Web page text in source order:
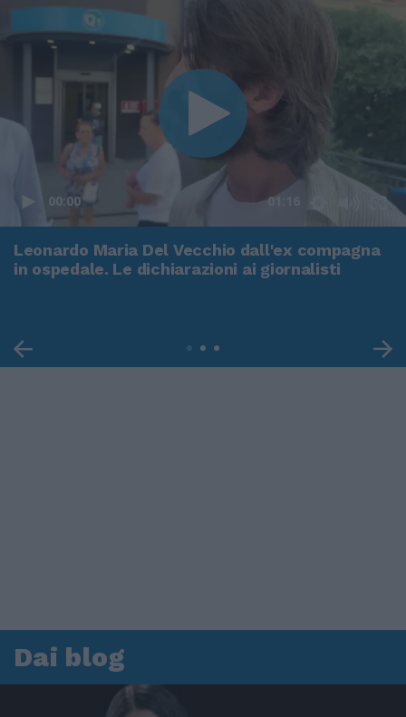
00:00 01:16
Leonardo Maria Del Vecchio dall'ex compagna
in ospedale. Le dichiarazioni ai giornalisti
Dai blog